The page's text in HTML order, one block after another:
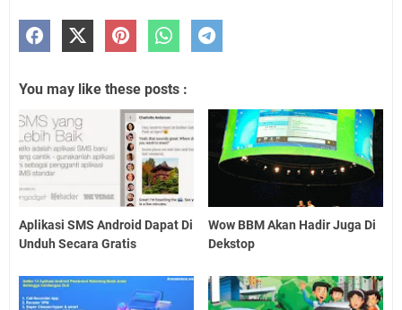
You may like these posts :
Aplikasi SMS Android Dapat Di
Unduh Secara Gratis
Wow BBM Akan Hadir Juga Di
Dekstop